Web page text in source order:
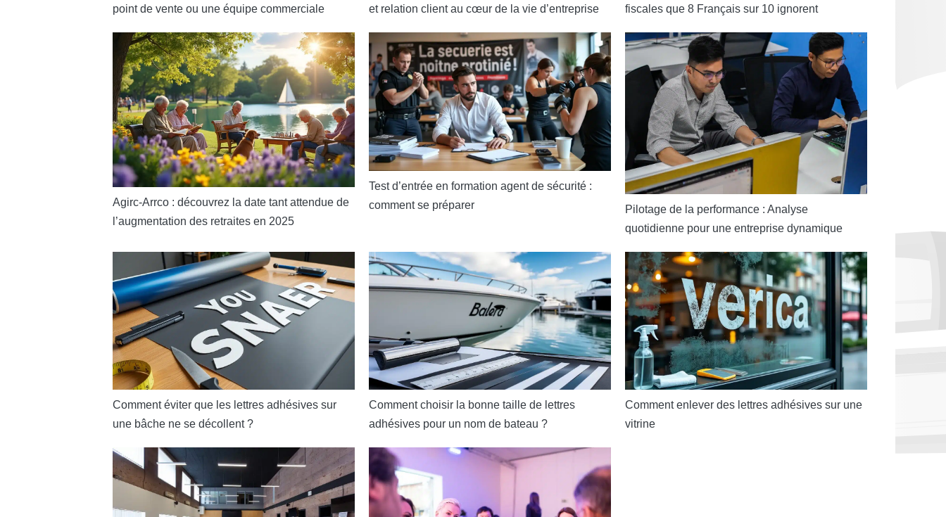
point de vente ou une équipe commerciale
et relation client au cœur de la vie d’entreprise
fiscales que 8 Français sur 10 ignorent
Agirc-Arrco : découvrez la date tant attendue de
l’augmentation des retraites en 2025
Test d’entrée en formation agent de sécurité :
comment se préparer
Pilotage de la performance : Analyse
quotidienne pour une entreprise dynamique
Comment éviter que les lettres adhésives sur
une bâche ne se décollent ?
Comment choisir la bonne taille de lettres
adhésives pour un nom de bateau ?
Comment enlever des lettres adhésives sur une
vitrine